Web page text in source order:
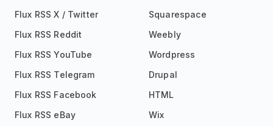
Flux RSS X / Twitter
Flux RSS Reddit
Flux RSS YouTube
Flux RSS Telegram
Flux RSS Facebook
Flux RSS eBay
Squarespace
Weebly
Wordpress
Drupal
HTML
Wix